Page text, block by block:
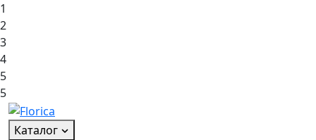
1
2
3
4
5
5
Каталог